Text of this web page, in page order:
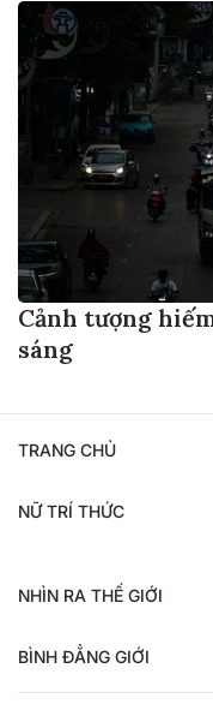
Cảnh tượng
sáng
TRANG CHỦ
NỮ TRÍ THỨC
NHÌN RA THẾ GIỚI
BÌNH ĐẲNG GIỚI